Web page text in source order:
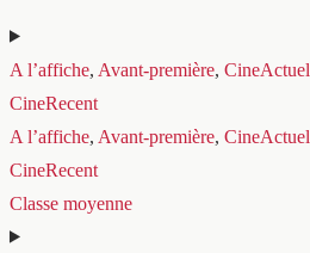
A l’affiche, Avant-première, CineActuel
CineRecent
A l’affiche, Avant-première, CineActuel
CineRecent
Classe moyenne